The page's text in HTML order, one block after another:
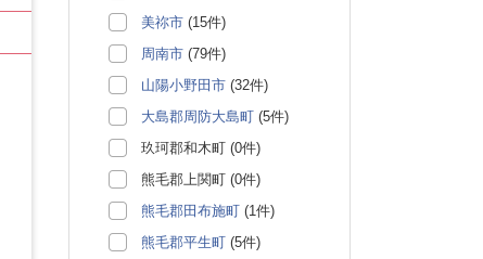
美祢市 (15件)
周南市 (79件)
山陽小野田市 (32件)
大島郡周防大島町 (5件)
玖珂郡和木町 (0件)
熊毛郡上関町 (0件)
熊毛郡田布施町 (1件)
熊毛郡平生町 (5件)